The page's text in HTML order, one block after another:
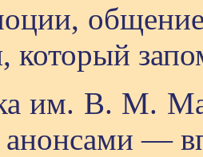
общение
который
им. В. М.
анонсами —